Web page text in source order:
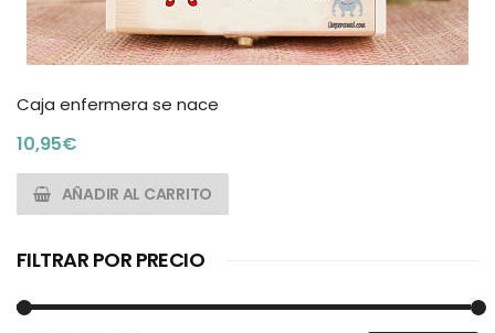
Caja enfermera se nace
10,95€
AÑADIR AL CARRITO
FILTRAR POR PRECIO